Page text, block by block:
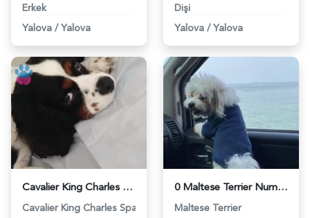
Erkek
Yalova / Yalova
Dişi
Yalova / Yalova
Cavalier King Charles Kızıma Eş Arıyorum - 1377
Cavalier King Charles Spaniel
0 Maltese Terrier Numara Bir Dişi Eş İstiyorum - 1703
Maltese Terrier